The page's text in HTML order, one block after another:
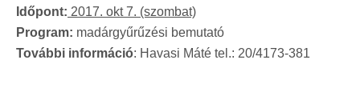
Időpont: 2017. okt 7. (szombat)
Program: madárgyűrűzési bemutató
További információ: Havasi Máté tel.: 20/4173-381